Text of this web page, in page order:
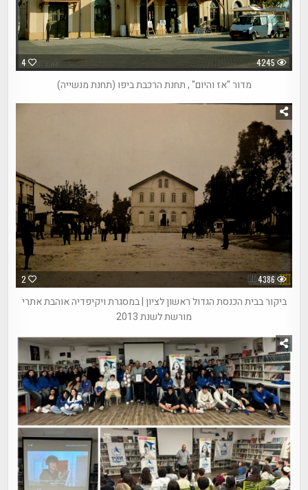
4 4245
מדור "אז והיום" , תחנת הרכבת ביפו (תחנת מנשייה)
2 4386
ביקור בבית הכנסת הגדול ראשון לציון | במסגרת ויקיפדיה אוהבת אתרי
מורשת לשנת 2013